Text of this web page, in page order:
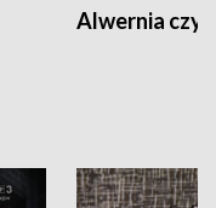
Alwernia